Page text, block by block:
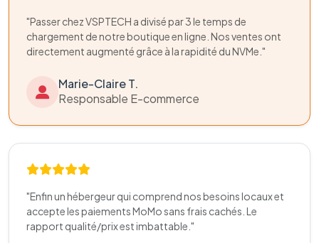
"Passer chez VSPTECH a divisé par 3 le temps de
chargement de notre boutique en ligne. Nos ventes ont
directement augmenté grâce à la rapidité du NVMe."
Marie-Claire T.
Responsable E-commerce
"Enfin un hébergeur qui comprend nos besoins locaux et
accepte les paiements MoMo sans frais cachés. Le
rapport qualité/prix est imbattable."